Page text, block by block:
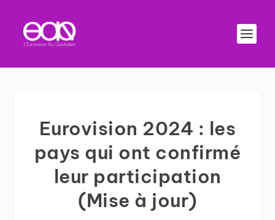
Eurovision 2024 : les
pays qui ont confirmé
leur participation
(Mise à jour)